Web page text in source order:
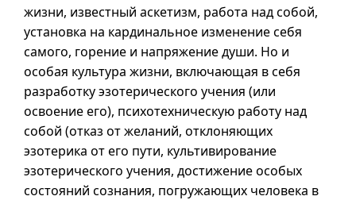
жизни, известный аскетизм, работа над собой,
установка на кардинальное изменение себя
самого, горение и напряжение души. Но и
особая культура жизни, включающая в себя
разработку эзотерического учения (или
освоение его), психотехническую работу над
собой (отказ от желаний, отклоняющих
эзотерика от его пути, культивирование
эзотерического учения, достижение особых
состояний сознания, погружающих человека в